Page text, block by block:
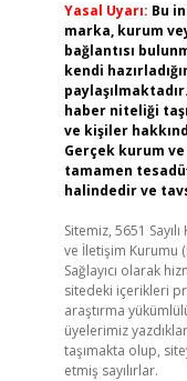
Yasal Uyarı: Bu
marka, kurum
bağlantısı
kendi
haber niteliği
ve kişiler
Gerçek kurum
tamamen
halindedir ve
Sitemiz, 5651
ve İletişim Kurumu
Sağlayıcı olarak
sitedeki içerikleri
araştırma
üyelerimiz
taşımakta olup,
etmiş sayılırlar.